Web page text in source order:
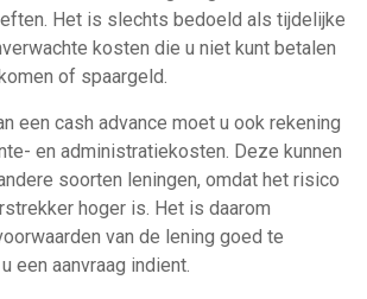
Het is slechts bedoeld als tijdelijke
kosten die u niet kunt betalen
of spaargeld.
een cash advance moet u ook rekening
en administratiekosten. Deze kunnen
soorten leningen, omdat het risico
hoger is. Het is daarom
van de lening goed te
een aanvraag indient.